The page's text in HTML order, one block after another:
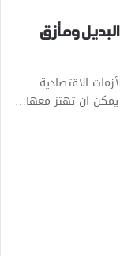
ومأزق
الاقتصادية
يمكن ان تهتز معها…